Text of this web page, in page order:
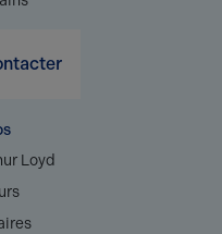
Loyd